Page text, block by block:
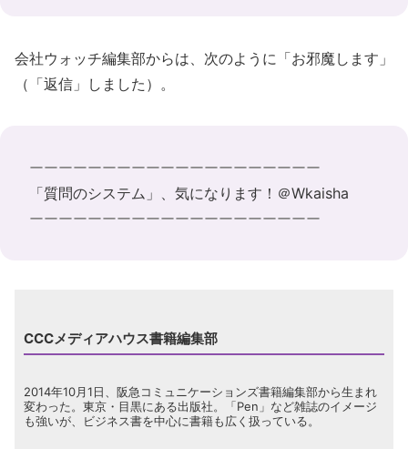
会社ウォッチ編集部からは、次のように「お邪魔します」
（「返信」しました）。
ーーーーーーーーーーーーーーーーーーーー
「質問のシステム」、気になります！＠Wkaisha
ーーーーーーーーーーーーーーーーーーーー
CCCメディアハウス書籍編集部
2014年10月1日、阪急コミュニケーションズ書籍編集部から生まれ
変わった。東京・目黒にある出版社。「Pen」など雑誌のイメージ
も強いが、ビジネス書を中心に書籍も広く扱っている。